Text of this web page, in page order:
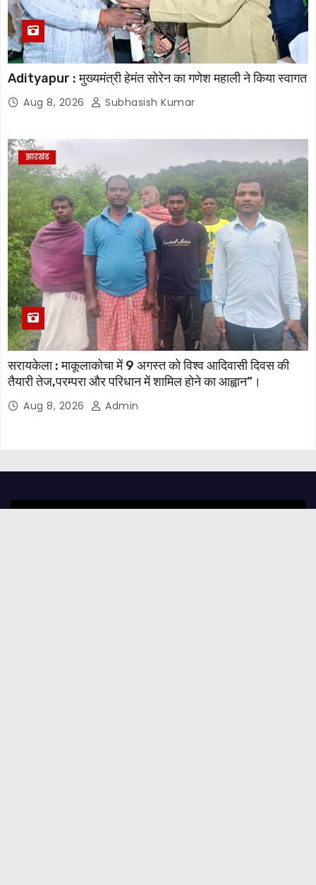
Adityapur : मुख्यमंत्री हेमंत सोरेन का गणेश महाली ने किया स्वागत
Aug 8, 2026 Subhasish Kumar
झारखंड
सरायकेला : माकूलाकोचा में 9 अगस्त को विश्व आदिवासी दिवस की
तैयारी तेज,परम्परा और परिधान में शामिल होने का आह्वान”।
Aug 8, 2026 Admin